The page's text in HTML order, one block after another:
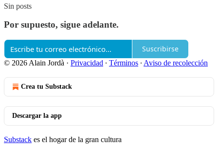
Sin posts
Por supuesto, sigue adelante.
Suscribirse
© 2026 Alain Jordà · Privacidad ∙ Términos ∙ Aviso de recolección
Crea tu Substack
Descargar la app
Substack es el hogar de la gran cultura